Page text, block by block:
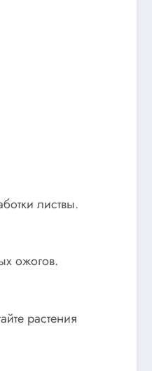
листвы.
ожогов.
растения